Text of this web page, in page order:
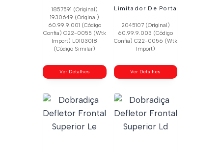
1857591 (Original)
1930649 (Original)
60.99.9.001 (Código
Confia) C22-0055 (Wtk
Import) L0103018
(Código Similar)
Ver Detalhes
Limitador De Porta
2045107 (Original)
60.99.9.003 (Código
Confia) C22-0056 (Wtk
Import)
Ver Detalhes